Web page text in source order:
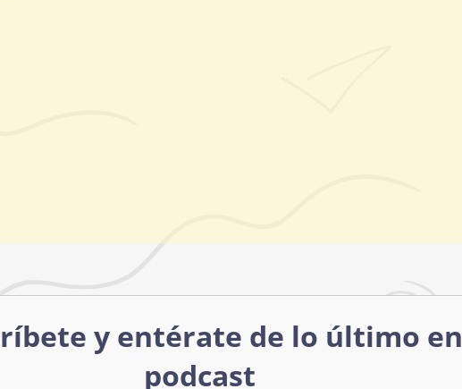
y entérate de lo último en
podcast